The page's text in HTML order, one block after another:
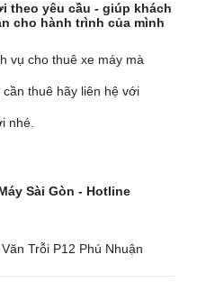
theo yêu cầu - giúp khách
cho hành trình của mình
vụ cho thuê xe máy mà
thuê hãy liên hệ với
nhé.
Sài Gòn - Hotline
Trỗi P12 Phú Nhuận